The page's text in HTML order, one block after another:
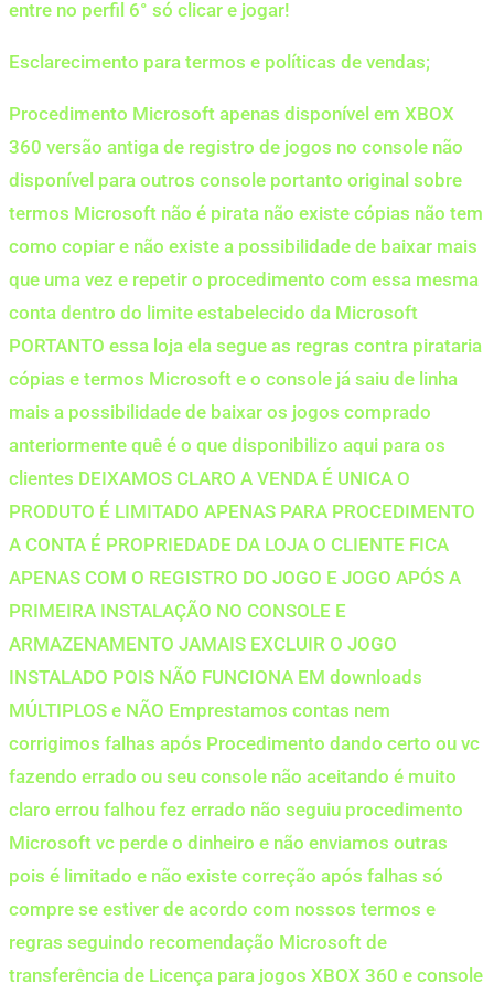
entre no perfil 6° só clicar e jogar!
Esclarecimento para termos e políticas de vendas;
Procedimento Microsoft apenas disponível em XBOX
360 versão antiga de registro de jogos no console não
disponível para outros console portanto original sobre
termos Microsoft não é pirata não existe cópias não tem
como copiar e não existe a possibilidade de baixar mais
que uma vez e repetir o procedimento com essa mesma
conta dentro do limite estabelecido da Microsoft
PORTANTO essa loja ela segue as regras contra pirataria
cópias e termos Microsoft e o console já saiu de linha
mais a possibilidade de baixar os jogos comprado
anteriormente quê é o que disponibilizo aqui para os
clientes DEIXAMOS CLARO A VENDA É UNICA O
PRODUTO É LIMITADO APENAS PARA PROCEDIMENTO
A CONTA É PROPRIEDADE DA LOJA O CLIENTE FICA
APENAS COM O REGISTRO DO JOGO E JOGO APÓS A
PRIMEIRA INSTALAÇÃO NO CONSOLE E
ARMAZENAMENTO JAMAIS EXCLUIR O JOGO
INSTALADO POIS NÃO FUNCIONA EM downloads
MÚLTIPLOS e NÃO Emprestamos contas nem
corrigimos falhas após Procedimento dando certo ou vc
fazendo errado ou seu console não aceitando é muito
claro errou falhou fez errado não seguiu procedimento
Microsoft vc perde o dinheiro e não enviamos outras
pois é limitado e não existe correção após falhas só
compre se estiver de acordo com nossos termos e
regras seguindo recomendação Microsoft de
transferência de Licença para jogos XBOX 360 e console